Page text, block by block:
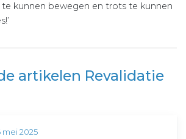
kunnen bewegen en trots te kunnen
artikelen Revalidatie
mei 2025